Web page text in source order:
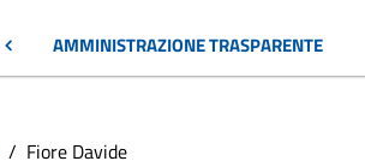
AMMINISTRAZIONE TRASPARENTE
Fiore Davide